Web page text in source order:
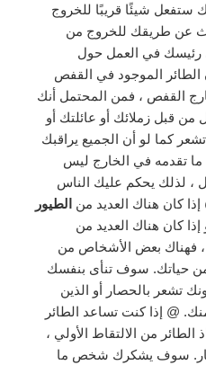
ستفعل شيئًا قريبًا للخروج
عن طريقك للخروج من
رئيسك في العمل حول
الموجود في القفص
القفص ، فمن المحتمل أنك
قبل زملائك أو عائلتك أو
كما لو أن الجميع يراقبك
ما تقدمه في الخارج ليس
، لذلك يحكم عليك الناس
كان هناك العديد من الطيور
كان هناك العديد من
فهناك بعض الأشخاص من
من حياتك. سوف تنأى بنفسك
تشعر بالحصار أو الذين
@ إذا كنت تساعد الطائر
من الالتقاط الأولي ،
سوف يشكرك شخص ما